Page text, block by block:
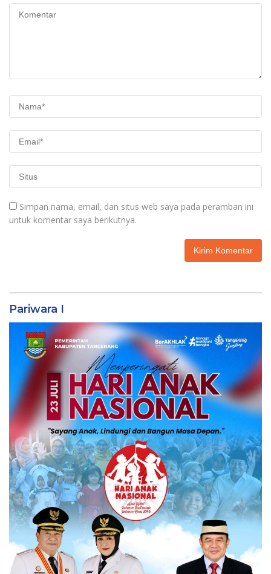
Simpan nama, email, dan situs web saya pada peramban ini
untuk komentar saya berikutnya.
Pariwara I